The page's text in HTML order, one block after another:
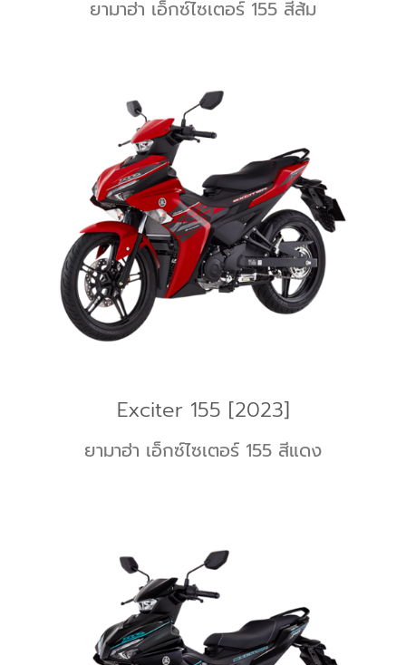
ยามาฮ่า เอ็กซ์ไซเตอร์ 155 สีส้ม
Exciter 155 [2023]
ยามาฮ่า เอ็กซ์ไซเตอร์ 155 สีแดง